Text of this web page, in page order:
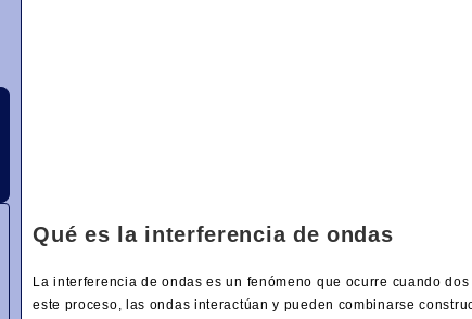
Qué es la interferencia de ondas
La interferencia de ondas es un fenómeno que ocurre cuando
este proceso, las ondas interactúan y pueden combinarse